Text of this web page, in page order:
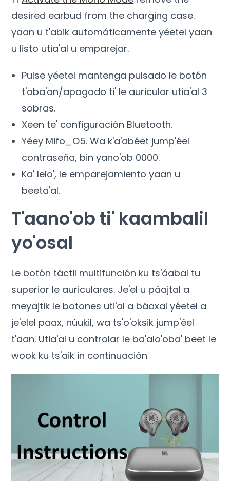
desired earbud from the charging case.
yaan u t'abik automáticamente yéetel yaan
u listo utia'al u emparejar.
Pulse yéetel mantenga pulsado le botón
t'aba'an/apagado ti' le auricular utia'al 3
sobras.
Xeen te' configuración Bluetooth.
Yéey Mifo_O5. Wa k'a'abéet jump'éel
contraseña, bin yano'ob 0000.
Ka' lelo', le emparejamiento yaan u
beeta'al.
T'aano'ob ti' kaambalil
yo'osal
Le botón táctil multifunción ku ts'áabal tu
superior le auriculares. Je'el u páajtal a
meyajtik le botones uti'al a báaxal yéetel a
je'elel paax, núukil, wa ts'o'oksik jump'éel
t'aan. Utia'al u controlar le ba'alo'oba' beet le
wook ku ts'aik in continuación